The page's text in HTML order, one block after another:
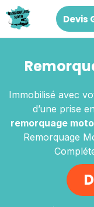
Devis
Immobilisé avec
d’une prise
remorquage moto
Remorquage